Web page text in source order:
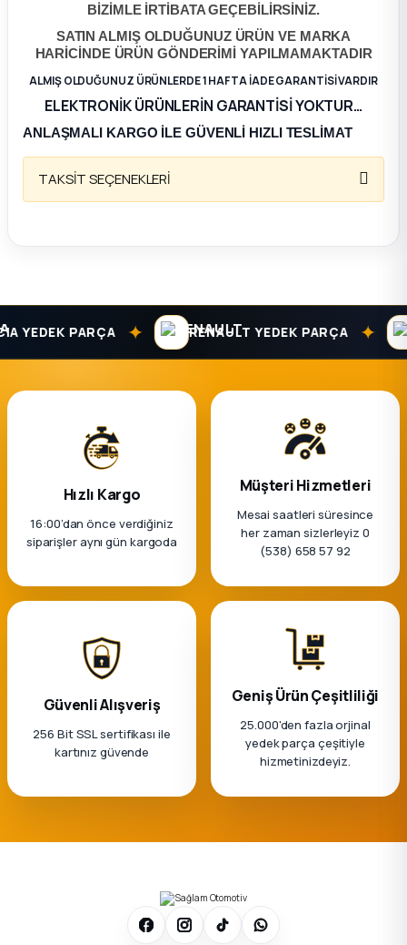
Parça
BİZİMLE İRTİBATA GEÇEBİLİRSİNİZ.
SATIN ALMIŞ OLDUĞUNUZ ÜRÜN VE MARKA
HARİCİNDE ÜRÜN GÖNDERİMİ YAPILMAMAKTADIR
ALMIŞ OLDUĞUNUZ ÜRÜNLERDE 1 HAFTA İADE GARANTİSİ VARDIR
ELEKTRONİK ÜRÜNLERİN GARANTİSİ YOKTUR…
ANLAŞMALI KARGO İLE GÜVENLİ HIZLI TESLİMAT
TAKSİT SEÇENEKLERİ
YEDEK PARÇA ✦ RENAULT YEDEK PARÇA ✦
Hızlı Kargo
16:00’dan önce verdiğiniz
siparişler aynı gün kargoda
Müşteri Hizmetleri
Mesai saatleri süresince
her zaman sizlerleyiz 0
(538) 658 57 92
Güvenli Alışveriş
256 Bit SSL sertifikası ile
kartınız güvende
Geniş Ürün Çeşitliliği
25.000'den fazla orjinal
yedek parça çeşitiyle
hizmetinizdeyiz.